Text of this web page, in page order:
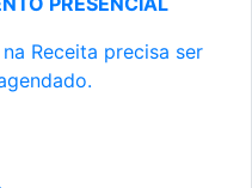
Receita precisa ser